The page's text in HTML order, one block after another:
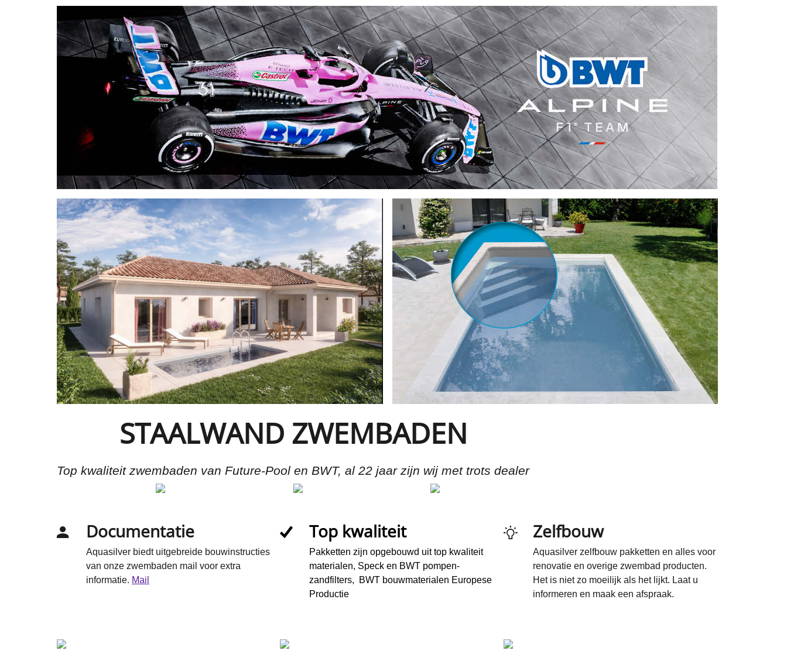
STAALWAND ZWEMBADEN
Top kwaliteit zwembaden van Future-Pool en BWT, al 22 jaar zijn wij met trots dealer
Documentatie
Aquasilver biedt uitgebreide bouwinstructies
van onze zwembaden mail voor extra
informatie. Mail
Top kwaliteit
Pakketten zijn opgebouwd uit top kwaliteit
materialen, Speck en BWT pompen-
zandfilters, BWT bouwmaterialen Europese
Productie
Zelfbouw
Aquasilver zelfbouw pakketten en alles voor
renovatie en overige zwembad producten.
Het is niet zo moeilijk als het lijkt. Laat u
informeren en maak een afspraak.